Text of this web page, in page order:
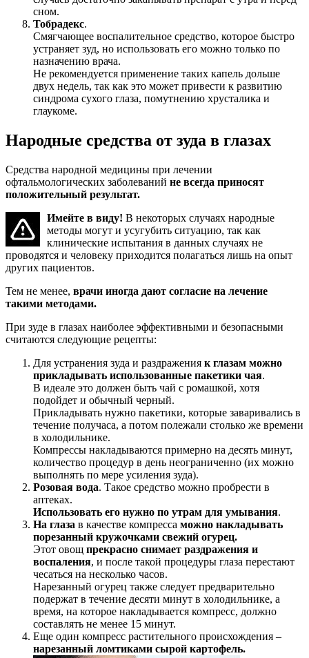
сном.
Тобрадекс.
Смягчающее воспалительное средство, которое быстро
устраняет зуд, но использовать его можно только по
назначению врача.
Не рекомендуется применение таких капель дольше
двух недель, так как это может привести к развитию
синдрома сухого глаза, помутнению хрусталика и
глаукоме.
Народные средства от зуда в глазах
Средства народной медицины при лечении
офтальмологических заболеваний не всегда приносят
положительный результат.
Имейте в виду! В некоторых случаях народные
методы могут и усугубить ситуацию, так как
клинические испытания в данных случаях не
проводятся и человеку приходится полагаться лишь на опыт
других пациентов.
Тем не менее, врачи иногда дают согласие на лечение
такими методами.
При зуде в глазах наиболее эффективными и безопасными
считаются следующие рецепты:
Для устранения зуда и раздражения к глазам можно
прикладывать использованные пакетики чая.
В идеале это должен быть чай с ромашкой, хотя
подойдет и обычный черный.
Прикладывать нужно пакетики, которые заваривались в
течение получаса, а потом полежали столько же времени
в холодильнике.
Компрессы накладываются примерно на десять минут,
количество процедур в день неограниченно (их можно
выполнять по мере усиления зуда).
Розовая вода. Такое средство можно пробрести в
аптеках.
Использовать его нужно по утрам для умывания.
На глаза в качестве компресса можно накладывать
порезанный кружочками свежий огурец.
Этот овощ прекрасно снимает раздражения и
воспаления, и после такой процедуры глаза перестают
чесаться на несколько часов.
Нарезанный огурец также следует предварительно
подержат в течение десяти минут в холодильнике, а
время, на которое накладывается компресс, должно
составлять не менее 15 минут.
Еще один компресс растительного происхождения –
нарезанный ломтиками сырой картофель.